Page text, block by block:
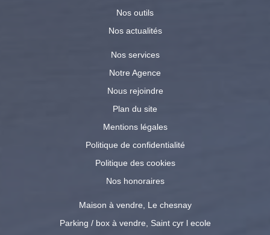
Nos outils
Nos actualités
Nos services
Notre Agence
Nous rejoindre
Plan du site
Mentions légales
Politique de confidentialité
Politique des cookies
Nos honoraires
Maison à vendre, Le chesnay
Parking / box à vendre, Saint cyr l ecole